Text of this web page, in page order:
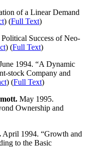
of a Linear Demand
) (Full Text)
Success of Neo-
) (Full Text)
1994. “A Dynamic
stock Company and
) (Full Text)
May 1995.
Ownership and
April 1994. “Growth and
to the Basic